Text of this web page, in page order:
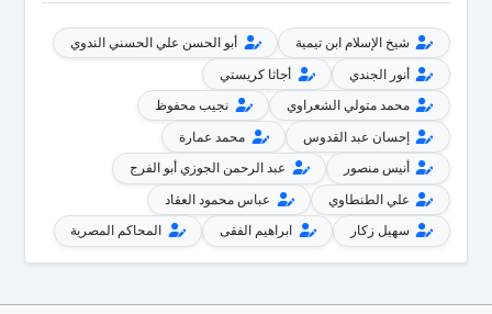
شيخ الإسلام ابن تيمية
أبو الحسن علي الحسني الندوي
أنور الجندي
أجاثا كريستي
محمد متولي الشعراوي
نجيب محفوظ
إحسان عبد القدوس
محمد عمارة
أنيس منصور
عبد الرحمن الجوزي أبو الفرج
علي الطنطاوي
عباس محمود العقاد
سهيل زكار
ابراهيم الفقى المحاكم المصرية